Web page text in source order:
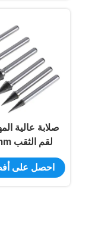
صلابة عالية
احصل على